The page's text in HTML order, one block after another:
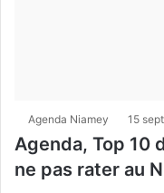
Agenda Niamey 15
Agenda, Top 10
ne pas rater au